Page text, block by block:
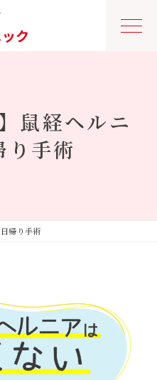
様へ 胆石症 虫垂炎(盲腸)
鼠経ヘルニ
り手術
帰り手術